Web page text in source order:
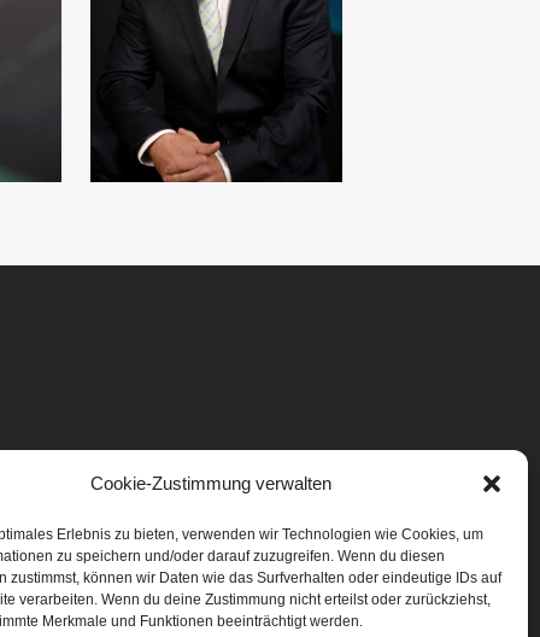
Cookie-Zustimmung verwalten
Erlebnis zu bieten, verwenden wir Technologien wie Cookies, um
zu speichern und/oder darauf zuzugreifen. Wenn du diesen
zustimmst, können wir Daten wie das Surfverhalten oder eindeutige IDs auf
verarbeiten. Wenn du deine Zustimmung nicht erteilst oder zurückziehst,
Merkmale und Funktionen beeinträchtigt werden.